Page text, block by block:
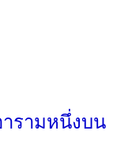
ารามหนึ่งบน